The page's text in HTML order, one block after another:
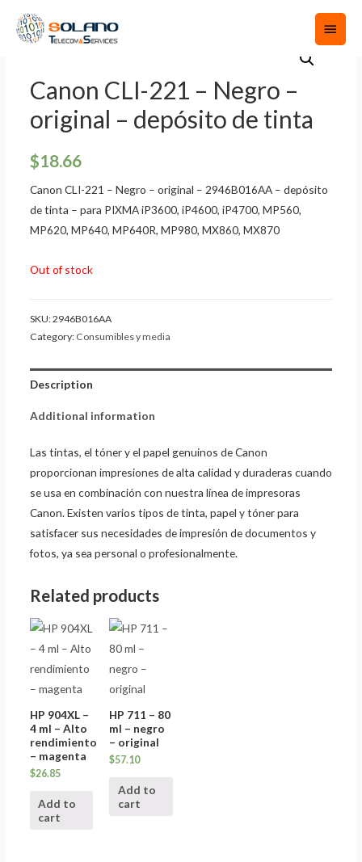
Canon CLI-221 – Negro –
original – depósito de tinta
$18.66
Canon CLI-221 – Negro – original – 2946B016AA – depósito
de tinta – para PIXMA iP3600, iP4600, iP4700, MP560,
MP620, MP640, MP640R, MP980, MX860, MX870
Out of stock
SKU:2946B016AA
Category: Consumibles y media
Description
Additional information
Las tintas, el tóner y el papel genuinos de Canon
proporcionan impresiones de alta calidad y duraderas cuando
se usa en combinación con nuestra línea de impresoras
Canon. Existen varios tipos de tinta, papel y tóner para
satisfacer sus necesidades de impresión de documentos y
fotos, ya sea personal o profesionalmente.
Related products
HP 904XL –
4 ml – Alto
rendimiento
– magenta
$26.85
Add to
cart
HP 711 – 80
ml – negro
– original
$57.10
Add to
cart